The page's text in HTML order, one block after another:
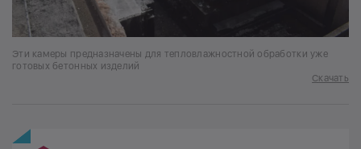
Эти камеры предназначены для тепловлажностной обработки уже
готовых бетонных изделий
Скачать